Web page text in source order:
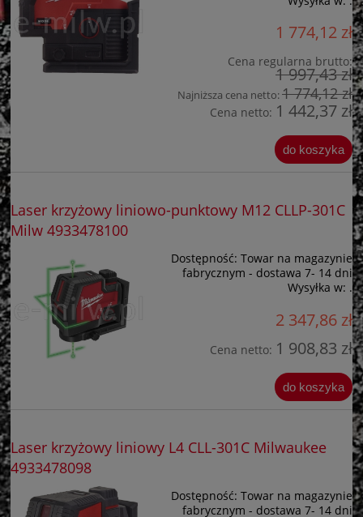
1 774,12 zł
Cena regularna brutto:
1 997,43 zł
Najniższa cena netto:1 774,12 zł
Cena netto: 1 442,37 zł
do koszyka
Laser krzyżowy liniowo-punktowy M12 CLLP-301C
Milw 4933478100
Dostępność: Towar na magazynie
fabrycznym - dostawa 7- 14 dni
Wysyłka w: .
2 347,86 zł
Cena netto: 1 908,83 zł
do koszyka
Laser krzyżowy liniowy L4 CLL-301C Milwaukee
4933478098
Dostępność: Towar na magazynie
fabrycznym - dostawa 7- 14 dni